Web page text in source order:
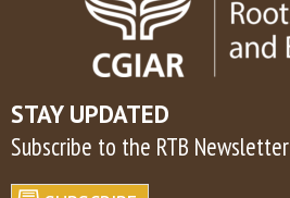
STAY UPDATED
Subscribe to the RTB Newsletter